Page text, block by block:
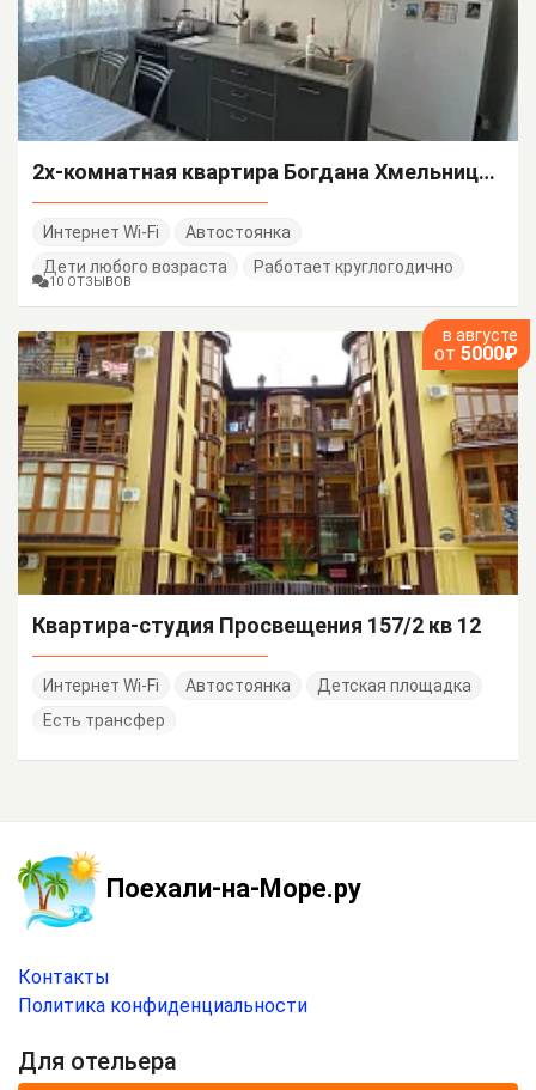
2х-комнатная квартира Богдана Хмельницкого 48/А
Интернет Wi-Fi
Автостоянка
Дети любого возраста
Работает круглогодично
10 ОТЗЫВОВ
в августе
от 5000₽
Квартира-студия Просвещения 157/2 кв 12
Интернет Wi-Fi Автостоянка
Детская площадка
Есть трансфер
Поехали-на-Море.ру
Контакты
Политика конфиденциальности
Для отельера